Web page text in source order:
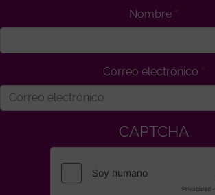
Nombre
Correo electrónico
CAPTCHA